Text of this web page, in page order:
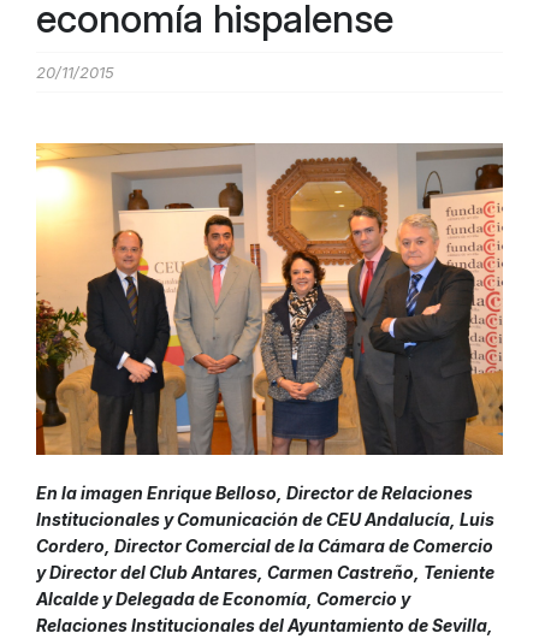
economía hispalense
20/11/2015
En la imagen Enrique Belloso, Director de Relaciones
Institucionales y Comunicación de CEU Andalucía, Luis
Cordero, Director Comercial de la Cámara de Comercio
y Director del Club Antares, Carmen Castreño, Teniente
Alcalde y Delegada de Economía, Comercio y
Relaciones Institucionales del Ayuntamiento de Sevilla,